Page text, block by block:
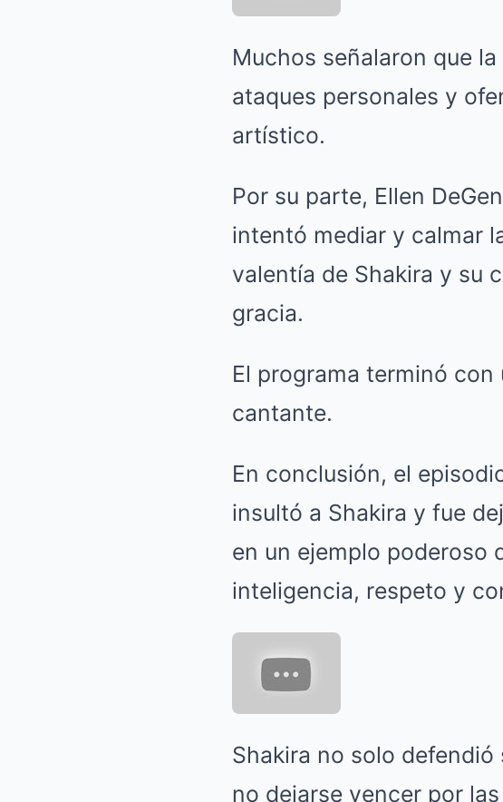
Muchos señalaron que
ataques personales y
artístico.
Por su parte, Ellen
intentó mediar y calmar
valentía de Shakira y su
gracia.
El programa terminó
cantante.
En conclusión, el
insultó a Shakira y fue
en un ejemplo poderoso
inteligencia, respeto y
Shakira no solo
no dejarse vencer por